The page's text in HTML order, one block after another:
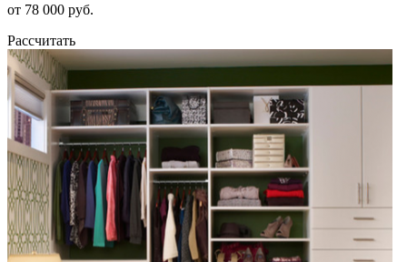
от 78 000 руб.
Рассчитать